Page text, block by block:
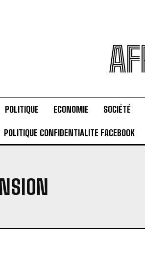
POLITIQUE ECONOMIE SOCIÉTÉ
POLITIQUE CONFIDENTIALITE FACEBOOK